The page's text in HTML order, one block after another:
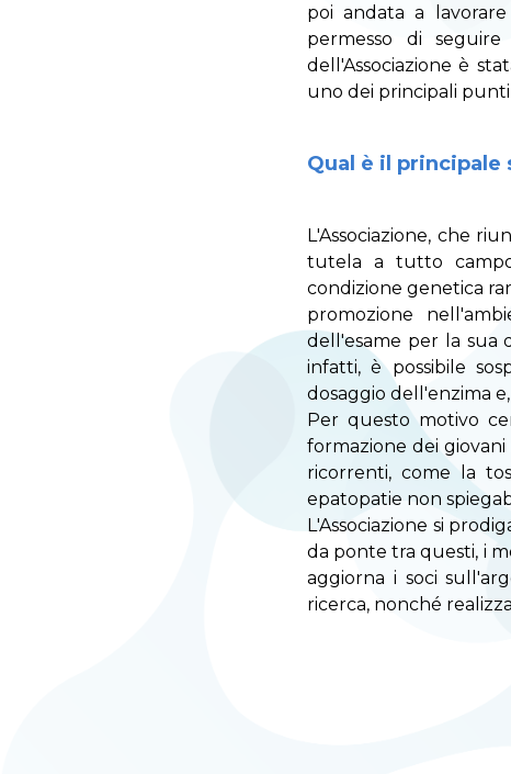
poi andata a
permesso di
dell'Associazione è
uno dei principali punti
Qual è il principale
L'Associazione, che
tutela a tutto campo
condizione genetica
promozione
dell'esame per la sua
infatti, è possibile
dosaggio dell'enzima
Per questo motivo
formazione dei
ricorrenti, come la
epatopatie non
L'Associazione si
da ponte tra questi, i
aggiorna i soci
ricerca, nonché